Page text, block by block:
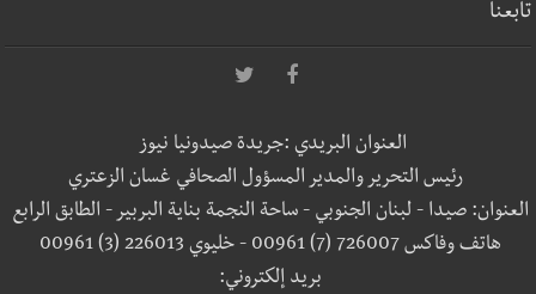
تابعنا
العنوان البريدي :جريدة صيدونيا نيوز
رئيس التحرير والمدير المسؤول الصحافي غسان الزعتري
العنوان: صيدا - لبنان الجنوبي - ساحة النجمة بناية البربير - الطابق الرابع
هاتف وفاكس 726007 (7) 00961 - خليوي 226013 (3) 00961
بريد إلكتروني: